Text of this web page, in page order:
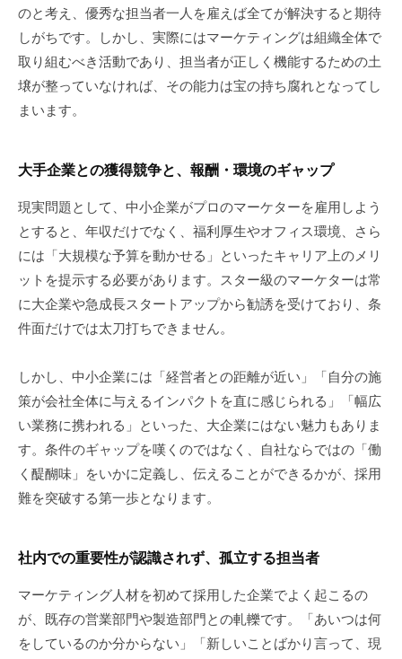
のと考え、優秀な担当者一人を雇えば全てが解決すると期待
しがちです。しかし、実際にはマーケティングは組織全体で
取り組むべき活動であり、担当者が正しく機能するための土
壌が整っていなければ、その能力は宝の持ち腐れとなってし
まいます。
大手企業との獲得競争と、報酬・環境のギャップ
現実問題として、中小企業がプロのマーケターを雇用しよう
とすると、年収だけでなく、福利厚生やオフィス環境、さら
には「大規模な予算を動かせる」といったキャリア上のメリ
ットを提示する必要があります。スター級のマーケターは常
に大企業や急成長スタートアップから勧誘を受けており、条
件面だけでは太刀打ちできません。
しかし、中小企業には「経営者との距離が近い」「自分の施
策が会社全体に与えるインパクトを直に感じられる」「幅広
い業務に携われる」といった、大企業にはない魅力もありま
す。条件のギャップを嘆くのではなく、自社ならではの「働
く醍醐味」をいかに定義し、伝えることができるかが、採用
難を突破する第一歩となります。
社内での重要性が認識されず、孤立する担当者
マーケティング人材を初めて採用した企業でよく起こるの
が、既存の営業部門や製造部門との軋轢です。「あいつは何
をしているのか分からない」「新しいことばかり言って、現